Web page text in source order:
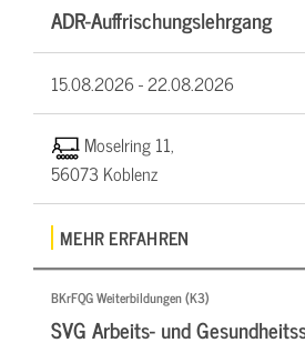
ADR-Auffrischungslehrgang
15.08.2026 -22.08.2026
Moselring 11,
56073 Koblenz
MEHR ERFAHREN
BKrFQG Weiterbildungen (K3)
SVG Arbeits- und